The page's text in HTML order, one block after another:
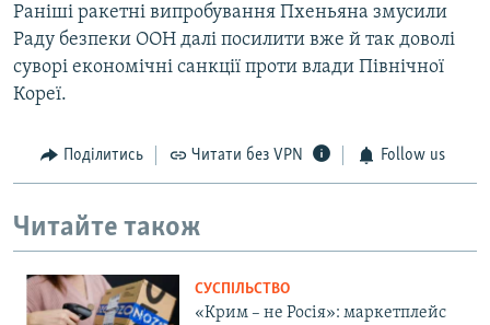
Раніші ракетні випробування Пхеньяна змусили
Раду безпеки ООН далі посилити вже й так доволі
суворі економічні санкції проти влади Північної
Кореї.
Поділитись Читати без VPN Follow us
Читайте також
СУСПІЛЬСТВО
«Крим – не Росія»: маркетплейс